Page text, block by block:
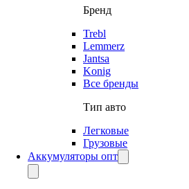
Бренд
Trebl
Lemmerz
Jantsa
Konig
Все бренды
Тип авто
Легковые
Грузовые
Аккумуляторы опт